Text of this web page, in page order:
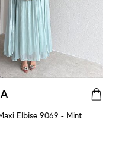
Elbise 9069 - Mint